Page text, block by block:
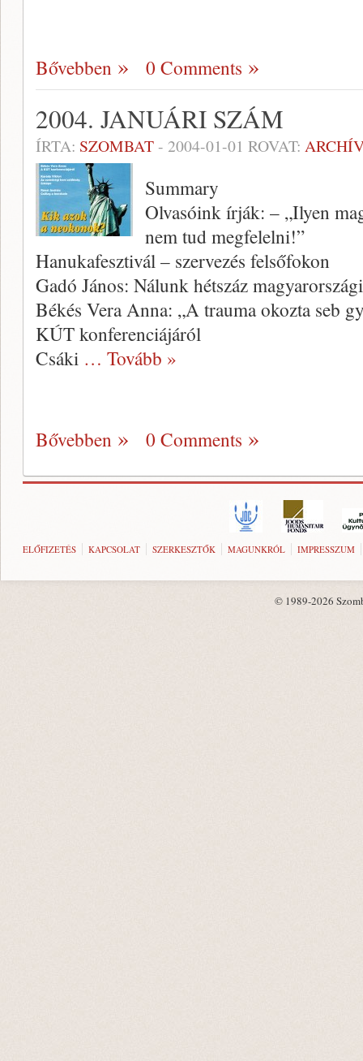
Bővebben 0 Comments
2004. JANUÁRI SZÁM
ÍRTA: SZOMBAT- 2004-01-01 ROVAT:
Summary
Olvasóink írják: – „Ilyen
nem tud megfelelni!”
Hanukafesztivál – szervezés felsőfokon
Gadó János: Nálunk hétszáz
Békés Vera Anna: „A trauma okozta seb
KÚT konferenciájáról
Csáki … Tovább »
Bővebben 0 Comments
ELŐFIZETÉS KAPCSOLAT SZERKESZTŐK MAGUNKRÓL IMPRESSZUM
© 1989-2026